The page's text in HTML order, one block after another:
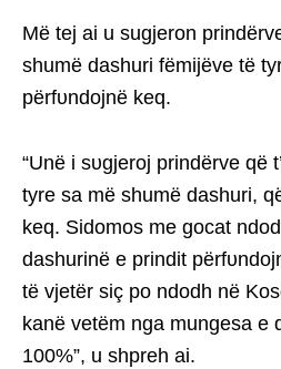
Më tej ai u sugjeron
shumë dashuri fëmijëve të
përfυndojnë keq.
“Unë i sυgjeroj prindërve që
tyre sa më shumë dashuri,
keq. Sidomos me gocat
dashurinë e prindit
të vjetër siç po ndodh në
kanë vetëm nga mungesa e
100%”, u shpreh ai.